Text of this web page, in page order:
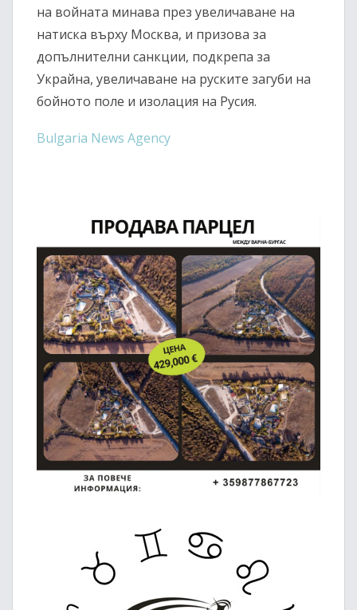
на войната минава през увеличаване на
натиска върху Москва, и призова за
допълнителни санкции, подкрепа за
Украйна, увеличаване на руските загуби на
бойното поле и изолация на Русия.
Bulgaria News Agency